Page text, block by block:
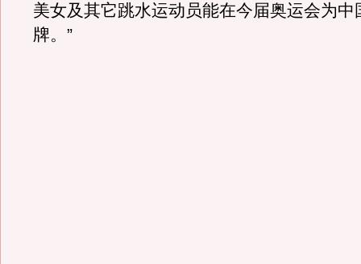
美女及其它跳水运动员能在今届奥运会为中
牌。”